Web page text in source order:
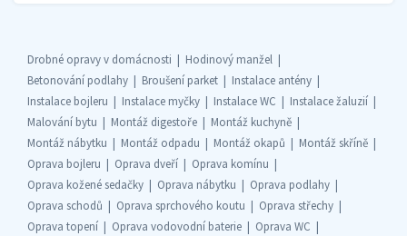
Drobné opravy v domácnosti
Hodinový manžel
Betonování podlahy
Broušení parket
Instalace antény
Instalace bojleru
Instalace myčky Instalace WC
Instalace žaluzií
Malování bytu
Montáž digestoře
Montáž kuchyně
Montáž nábytku
Montáž odpadu Montáž okapů
Montáž skříně
Oprava bojleru
Oprava dveří
Oprava komínu
Oprava kožené sedačky
Oprava nábytku
Oprava podlahy
Oprava schodů
Oprava sprchového koutu
Oprava střechy
Oprava topení
Oprava vodovodní baterie
Oprava WC